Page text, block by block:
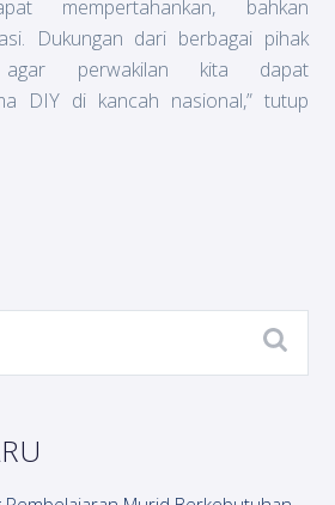
mempertahankan, bahkan
Dukungan dari berbagai pihak
perwakilan kita dapat
DIY di kancah nasional,” tutup